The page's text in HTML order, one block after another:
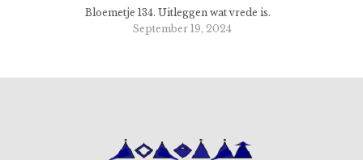
Bloemetje 134. Uitleggen wat vrede is.
September 19, 2024